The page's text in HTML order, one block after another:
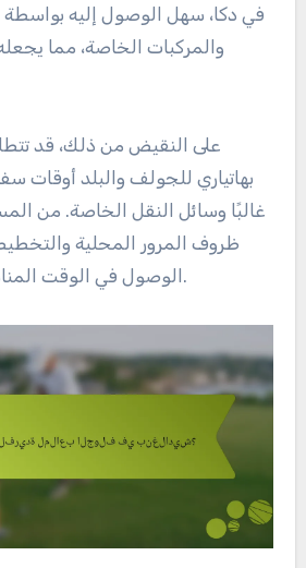
في دكا، سهل الوصول إليه بواسطة
والمركبات الخاصة، مما
على النقيض من ذلك، قد
بهاتياري للجولف والبلد أوقات
غالبًا وسائل النقل الخاصة. من
ظروف المرور المحلية
الوصول في الوقت المناسب لمواعيد اللعب.